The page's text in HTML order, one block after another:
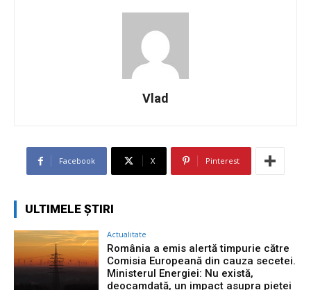
Vlad
Facebook X Pinterest
ULTIMELE ȘTIRI
Actualitate
România a emis alertă timpurie către
Comisia Europeană din cauza secetei.
Ministerul Energiei: Nu există,
deocamdată, un impact asupra pieței